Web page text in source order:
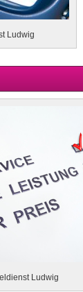
Ludwig
Ludwig